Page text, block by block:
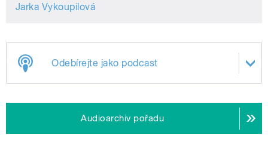
Jarka Vykoupilová
Odebírejte jako podcast
Audioarchiv pořadu